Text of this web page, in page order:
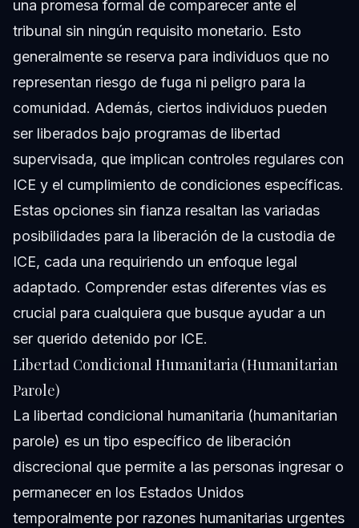
una promesa formal de comparecer ante el
tribunal sin ningún requisito monetario. Esto
generalmente se reserva para individuos que no
representan riesgo de fuga ni peligro para la
comunidad. Además, ciertos individuos pueden
ser liberados bajo programas de libertad
supervisada, que implican controles regulares con
ICE y el cumplimiento de condiciones específicas.
Estas opciones sin fianza resaltan las variadas
posibilidades para la liberación de la custodia de
ICE, cada una requiriendo un enfoque legal
adaptado. Comprender estas diferentes vías es
crucial para cualquiera que busque ayudar a un
ser querido detenido por ICE.
Libertad Condicional Humanitaria (Humanitarian
Parole)
La libertad condicional humanitaria (humanitarian
parole) es un tipo específico de liberación
discrecional que permite a las personas ingresar o
permanecer en los Estados Unidos
temporalmente por razones humanitarias urgentes